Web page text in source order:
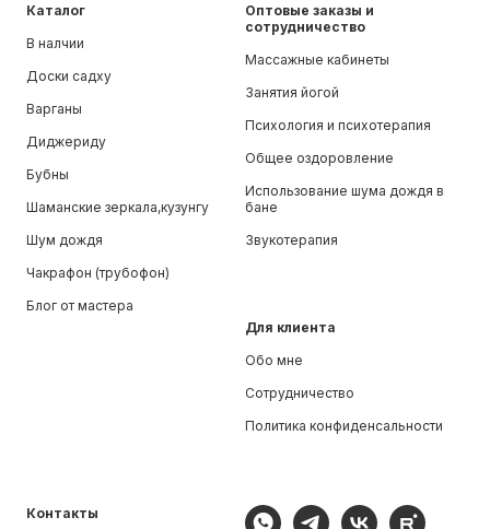
Каталог
В налчии
Доски садху
Варганы
Диджериду
Бубны
Шаманские зеркала,кузунгу
Шум дождя
Чакрафон (трубофон)
Блог от мастера
Оптовые заказы и
сотрудничество
Массажные кабинеты
Занятия йогой
Психология и психотерапия
Общее оздоровление
Использование шума дождя в
бане
Звукотерапия
Для клиента
Обо мне
Сотрудничество
Политика конфиденсальности
Контакты